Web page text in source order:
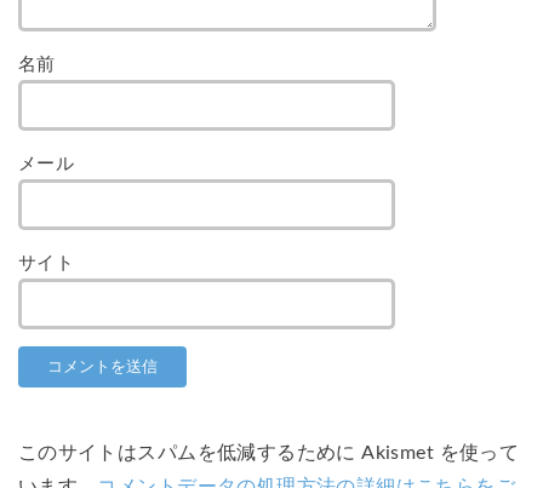
名前
メール
サイト
このサイトはスパムを低減するために Akismet を使って